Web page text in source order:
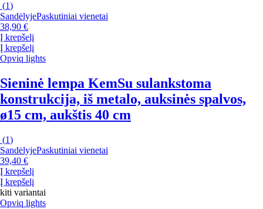
(1)
SandėlyjePaskutiniai vienetai
38,90 €
Į krepšelį
Į krepšelį
Opviq lights
Sieninė lempa KemSu sulankstoma
konstrukcija, iš metalo, auksinės spalvos,
ø15 cm, aukštis 40 cm
(1)
SandėlyjePaskutiniai vienetai
39,40 €
Į krepšelį
Į krepšelį
kiti variantai
Opviq lights